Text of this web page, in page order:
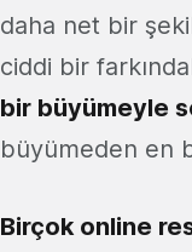
daha net bir
ciddi bir
bir büyümeyle
büyümeden en
Birçok online